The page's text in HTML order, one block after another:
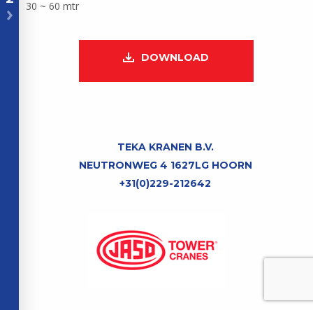
30 ~ 60 mtr
DOWNLOAD
TEKA KRANEN B.V.
NEUTRONWEG 4 1627LG HOORN
+31(0)229-212642